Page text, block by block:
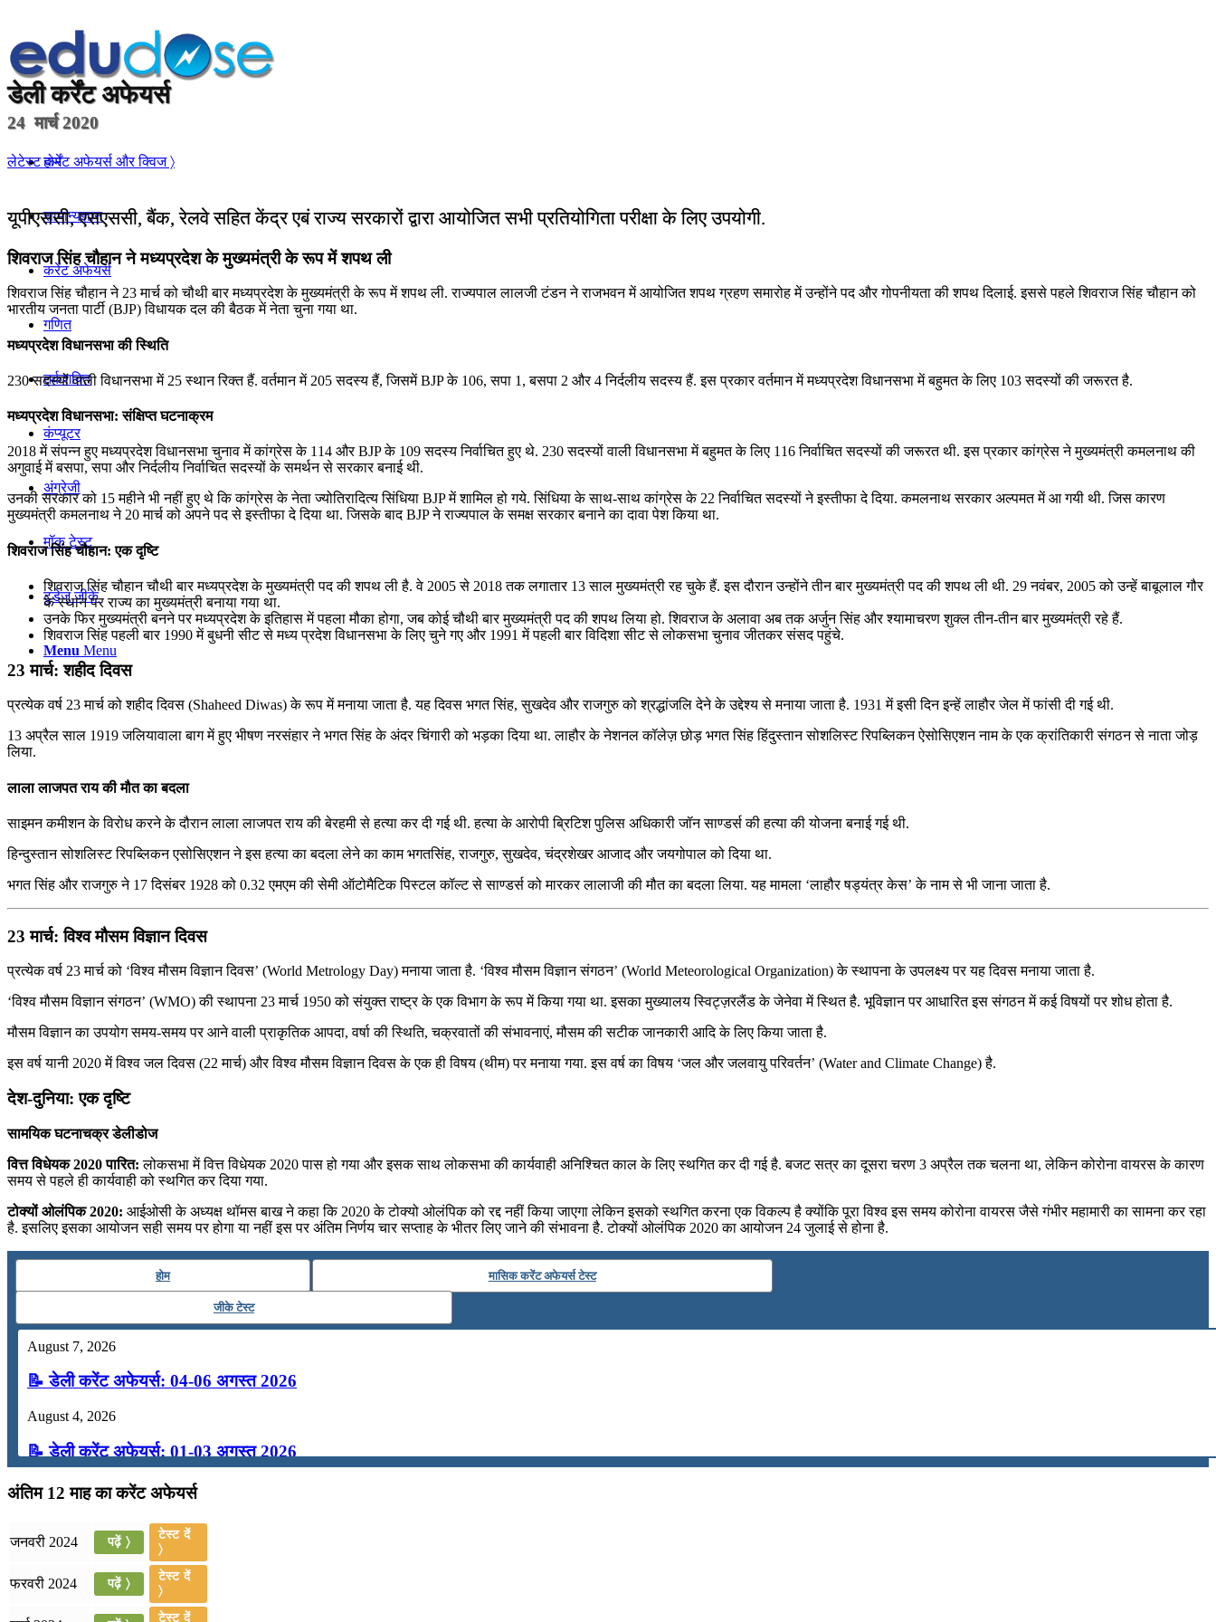
होम
सामान्यज्ञान
करेंट अफेयर्स
गणित
तर्कशक्ति
कंप्यूटर
अंग्रेजी
मॉक टेस्ट
टुडेज जीके
Menu Menu
डेली कर्रेंट अफेयर्स
24 मार्च 2020
लेटेस्ट कर्रेंट अफेयर्स और क्विज 〉
यूपीएससी, एसएससी, बैंक, रेलवे सहित केंद्र एबं राज्य सरकारों द्वारा आयोजित सभी प्रतियोगिता परीक्षा के लिए उपयोगी.
शिवराज सिंह चौहान ने मध्‍यप्रदेश के मुख्‍यमंत्री के रूप में शपथ ली
शिवराज सिंह चौहान ने 23 मार्च को चौथी बार मध्‍यप्रदेश के मुख्‍यमंत्री के रूप में शपथ ली. राज्यपाल लालजी टंडन ने राजभवन में आयोजित शपथ ग्रहण समारोह में उन्‍होंने पद और गोपनीयता की शपथ दिलाई. इससे पहले शिवराज सिंह चौहान को
भारतीय जनता पार्टी (BJP) विधायक दल की बैठक में नेता चुना गया था.
मध्‍यप्रदेश विधानसभा की स्थिति
230 सदस्यों वाली विधानसभा में 25 स्थान रिक्त हैं. वर्तमान में 205 सदस्य हैं, जिसमें BJP के 106, सपा 1, बसपा 2 और 4 निर्दलीय सदस्य हैं. इस प्रकार वर्तमान में मध्‍यप्रदेश विधानसभा में बहुमत के लिए 103 सदस्यों की जरूरत है.
मध्‍यप्रदेश विधानसभा: संक्षिप्त घटनाक्रम
2018 में संपन्न हुए मध्‍यप्रदेश विधानसभा चुनाव में कांग्रेस के 114 और BJP के 109 सदस्य निर्वाचित हुए थे. 230 सदस्यों वाली विधानसभा में बहुमत के लिए 116 निर्वाचित सदस्यों की जरूरत थी. इस प्रकार कांग्रेस ने मुख्‍यमंत्री कमलनाथ की
अगुवाई में बसपा, सपा और निर्दलीय निर्वाचित सदस्यों के समर्थन से सरकार बनाई थी.
उनकी सरकार को 15 महीने भी नहीं हुए थे कि कांग्रेस के नेता ज्योतिरादित्य सिंधिया BJP में शामिल हो गये. सिंधिया के साथ-साथ कांग्रेस के 22 निर्वाचित सदस्यों ने इस्तीफा दे दिया. कमलनाथ सरकार अल्पमत में आ गयी थी. जिस कारण
मुख्यमंत्री कमलनाथ ने 20 मार्च को अपने पद से इस्तीफा दे दिया था. जिसके बाद BJP ने राज्यपाल के समक्ष सरकार बनाने का दावा पेश किया था.
शिवराज सिंह चौहान: एक दृष्टि
शिवराज सिंह चौहान चौथी बार मध्‍यप्रदेश के मुख्‍यमंत्री पद की शपथ ली है. वे 2005 से 2018 तक लगातार 13 साल मुख्‍यमंत्री रह चुके हैं. इस दौरान उन्होंने तीन बार मुख्यमंत्री पद की शपथ ली थी. 29 नवंबर, 2005 को उन्हें बाबूलाल गौर
के स्थान पर राज्य का मुख्यमंत्री बनाया गया था.
उनके फिर मुख्‍यमंत्री बनने पर मध्यप्रदेश के इतिहास में पहला मौका होगा, जब कोई चौथी बार मुख्यमंत्री पद की शपथ लिया हो. शिवराज के अलावा अब तक अर्जुन सिंह और श्यामाचरण शुक्ल तीन-तीन बार मुख्‍यमंत्री रहे हैं.
शिवराज सिंह पहली बार 1990 में बुधनी सीट से मध्य प्रदेश विधानसभा के लिए चुने गए और 1991 में पहली बार विदिशा सीट से लोकसभा चुनाव जीतकर संसद पहुंचे.
23 मार्च: शहीद दिवस
प्रत्येक वर्ष 23 मार्च को शहीद दिवस (Shaheed Diwas) के रूप में मनाया जाता है. यह दिवस भगत सिंह, सुखदेव और राजगुरु को श्रद्धांजलि देने के उद्देश्य से मनाया जाता है. 1931 में इसी दिन इन्हें लाहौर जेल में फांसी दी गई थी.
13 अप्रैल साल 1919 जलियावाला बाग में हुए भीषण नरसंहार ने भगत सिंह के अंदर चिंगारी को भड़का दिया था. लाहौर के नेशनल कॉलेज़ छोड़ भगत सिंह हिंदुस्तान सोशलिस्ट रिपब्लिकन ऐसोसिएशन नाम के एक क्रांतिकारी संगठन से नाता जोड़
लिया.
लाला लाजपत राय की मौत का बदला
साइमन कमीशन के विरोध करने के दौरान लाला लाजपत राय की बेरहमी से हत्या कर दी गई थी. हत्या के आरोपी ब्रिटिश पुलिस अधिकारी जॉन साण्डर्स की हत्या की योजना बनाई गई थी.
हिन्दुस्तान सोशलिस्ट रिपब्लिकन एसोसिएशन ने इस हत्या का बदला लेने का काम भगतसिंह, राजगुरु, सुखदेव, चंद्रशेखर आजाद और जयगोपाल को दिया था.
भगत सिंह और राजगुरु ने 17 दिसंबर 1928 को 0.32 एमएम की सेमी ऑटोमैटिक पिस्टल कॉल्ट से साण्डर्स को मारकर लालाजी की मौत का बदला लिया. यह मामला ‘लाहौर षड्यंत्र केस’ के नाम से भी जाना जाता है.
23 मार्च: विश्व मौसम विज्ञान दिवस
प्रत्येक वर्ष 23 मार्च को ‘विश्व मौसम विज्ञान दिवस’ (World Metrology Day) मनाया जाता है. ‘विश्व मौसम विज्ञान संगठन’ (World Meteorological Organization) के स्थापना के उपलक्ष्य पर यह दिवस मनाया जाता है.
‘विश्व मौसम विज्ञान संगठन’ (WMO) की स्थापना 23 मार्च 1950 को संयुक्त राष्ट्र के एक विभाग के रूप में किया गया था. इसका मुख्यालय स्विट्ज़रलैंड के जेनेवा में स्थित है. भूविज्ञान पर आधारित इस संगठन में कई विषयों पर शोध होता है.
मौसम विज्ञान का उपयोग समय-समय पर आने वाली प्राकृतिक आपदा, वर्षा की स्थिति, चक्रवातों की संभावनाएं, मौसम की सटीक जानकारी आदि के लिए किया जाता है.
इस वर्ष यानी 2020 में विश्व जल दिवस (22 मार्च) और विश्व मौसम विज्ञान दिवस के एक ही विषय (थीम) पर मनाया गया. इस वर्ष का विषय ‘जल और जलवायु परिवर्तन’ (Water and Climate Change) है.
देश-दुनिया: एक दृष्टि
सामयिक घटनाचक्र डेलीडोज
वित्त विधेयक 2020 पारित: लोकसभा में वित्त विधेयक 2020 पास हो गया और इसक साथ लोकसभा की कार्यवाही अनिश्चित काल के लिए स्थगित कर दी गई है. बजट सत्र का दूसरा चरण 3 अप्रैल तक चलना था, लेकिन कोरोना वायरस के कारण
समय से पहले ही कार्यवाही को स्थगित कर दिया गया.
टोक्यों ओलंपिक 2020: आईओसी के अध्यक्ष थॉमस बाख ने कहा कि 2020 के टोक्यो ओलंपिक को रद्द नहीं किया जाएगा लेकिन इसको स्थगित करना एक विकल्प है क्योंकि पूरा विश्व इस समय कोरोना वायरस जैसे गंभीर महामारी का सामना कर रहा
है. इसलिए इसका आयोजन सही समय पर होगा या नहीं इस पर अंतिम निर्णय चार सप्ताह के भीतर लिए जाने की संभावना है. टोक्यों ओलंपिक 2020 का आयोजन 24 जुलाई से होना है.
होम मासिक करेंट अफेयर्स टेस्ट
जीके टेस्ट
August 7, 2026
📝 डेली करेंट अफेयर्स: 04-06 अगस्त 2026
August 4, 2026
📝 डेली करेंट अफेयर्स: 01-03 अगस्त 2026
July 31, 2026
📝 डेली करेंट अफेयर्स: 28-31 जुलाई 2026
July 28, 2026
📝 डेली करेंट अफेयर्स: 25-27 जुलाई 2026
अंतिम 12 माह का करेंट अफेयर्स
जनवरी 2024 पढ़ें 〉
टेस्ट दें
〉
फरवरी 2024 पढ़ें 〉
टेस्ट दें
〉
टेस्ट दें